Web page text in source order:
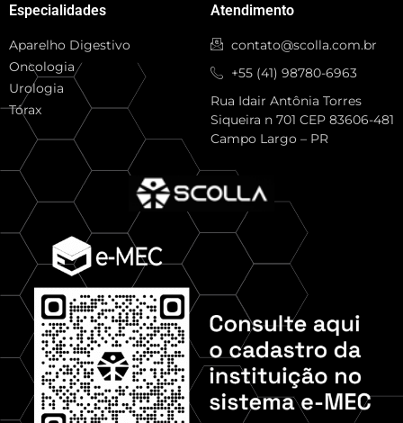
Especialidades
Aparelho Digestivo
Oncologia
Urologia
Tórax
Atendimento
contato@scolla.com.br
+55 (41) 98780-6963
Rua Idair Antônia Torres
Siqueira n 701 CEP 83606-481
Campo Largo – PR